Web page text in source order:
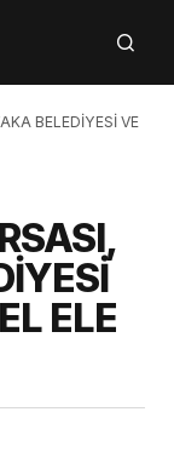
BELEDİYESİ VE
ELE